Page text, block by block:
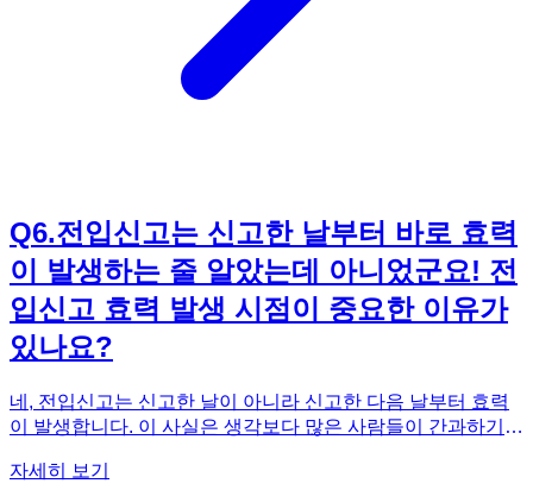
해 직장 생활에서 발생할 수 있는 법률 문제에 대한 이해를 높
Q6.전입신고는 신고한 날부터 바로 효력
이 발생하는 줄 알았는데 아니었군요! 전
입신고 효력 발생 시점이 중요한 이유가
있나요?
네, 전입신고는 신고한 날이 아니라 신고한 다음 날부터 효력
이 발생합니다. 이 사실은 생각보다 많은 사람들이 간과하기
어, 주택 임대차 계약을 체결하고 전입신고를 한 후 확정일자
자세히 보기